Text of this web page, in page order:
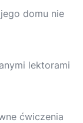
domu nie
lektorami
ćwiczenia